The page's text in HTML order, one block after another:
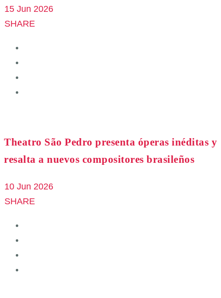
15 Jun 2026
SHARE
Theatro São Pedro presenta óperas inéditas y
resalta a nuevos compositores brasileños
10 Jun 2026
SHARE